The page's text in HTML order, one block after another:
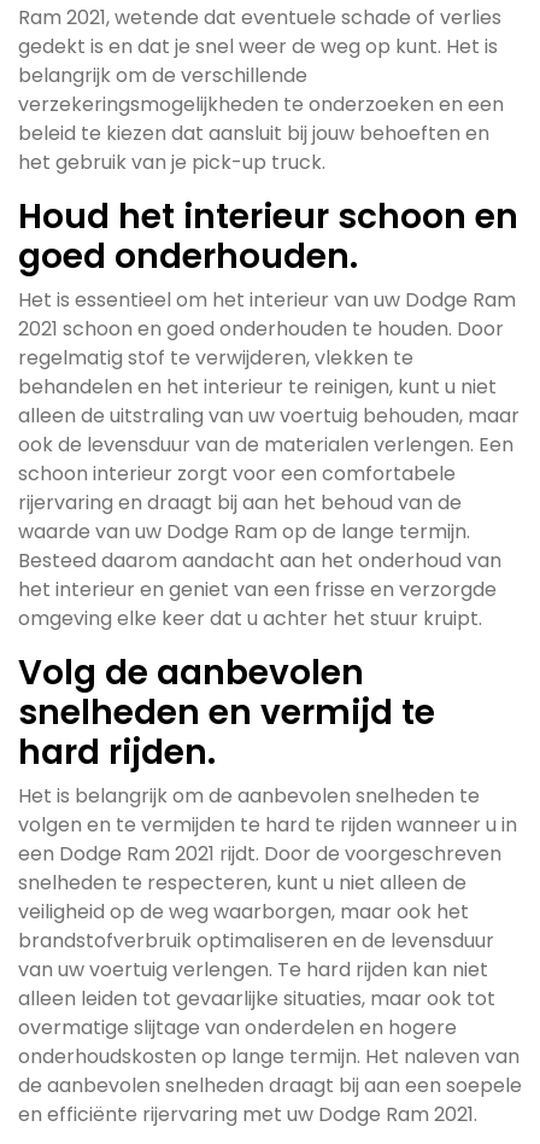
Ram 2021, wetende dat eventuele schade of verlies
gedekt is en dat je snel weer de weg op kunt. Het is
belangrijk om de verschillende
verzekeringsmogelijkheden te onderzoeken en een
beleid te kiezen dat aansluit bij jouw behoeften en
het gebruik van je pick-up truck.
Houd het interieur schoon en
goed onderhouden.
Het is essentieel om het interieur van uw Dodge Ram
2021 schoon en goed onderhouden te houden. Door
regelmatig stof te verwijderen, vlekken te
behandelen en het interieur te reinigen, kunt u niet
alleen de uitstraling van uw voertuig behouden, maar
ook de levensduur van de materialen verlengen. Een
schoon interieur zorgt voor een comfortabele
rijervaring en draagt bij aan het behoud van de
waarde van uw Dodge Ram op de lange termijn.
Besteed daarom aandacht aan het onderhoud van
het interieur en geniet van een frisse en verzorgde
omgeving elke keer dat u achter het stuur kruipt.
Volg de aanbevolen
snelheden en vermijd te
hard rijden.
Het is belangrijk om de aanbevolen snelheden te
volgen en te vermijden te hard te rijden wanneer u in
een Dodge Ram 2021 rijdt. Door de voorgeschreven
snelheden te respecteren, kunt u niet alleen de
veiligheid op de weg waarborgen, maar ook het
brandstofverbruik optimaliseren en de levensduur
van uw voertuig verlengen. Te hard rijden kan niet
alleen leiden tot gevaarlijke situaties, maar ook tot
overmatige slijtage van onderdelen en hogere
onderhoudskosten op lange termijn. Het naleven van
de aanbevolen snelheden draagt bij aan een soepele
en efficiënte rijervaring met uw Dodge Ram 2021.